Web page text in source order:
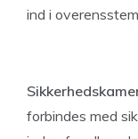
ind i
forbindes med